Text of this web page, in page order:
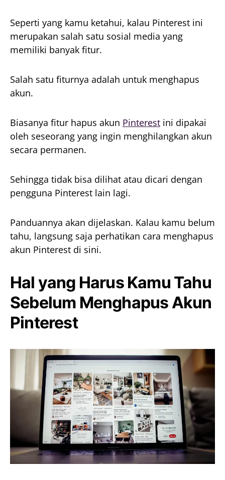
Seperti yang kamu ketahui, kalau Pinterest ini
merupakan salah satu sosial media yang
memiliki banyak fitur.
Salah satu fiturnya adalah untuk menghapus
akun.
Biasanya fitur hapus akun Pinterest ini dipakai
oleh seseorang yang ingin menghilangkan akun
secara permanen.
Sehingga tidak bisa dilihat atau dicari dengan
pengguna Pinterest lain lagi.
Panduannya akan dijelaskan. Kalau kamu belum
tahu, langsung saja perhatikan cara menghapus
akun Pinterest di sini.
Hal yang Harus Kamu Tahu
Sebelum Menghapus Akun
Pinterest